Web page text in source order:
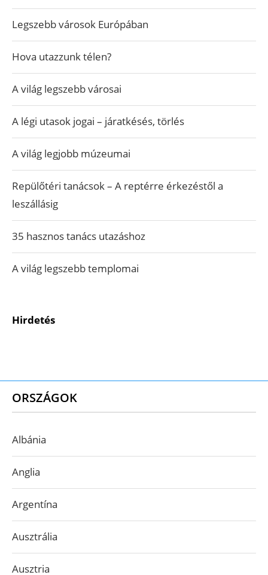
Legszebb városok Európában
Hova utazzunk télen?
A világ legszebb városai
A légi utasok jogai – járatkésés, törlés
A világ legjobb múzeumai
Repülőtéri tanácsok – A reptérre érkezéstől a
leszállásig
35 hasznos tanács utazáshoz
A világ legszebb templomai
Hirdetés
ORSZÁGOK
Albánia
Anglia
Argentína
Ausztrália
Ausztria